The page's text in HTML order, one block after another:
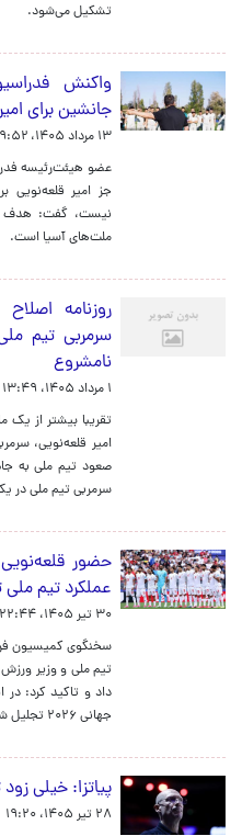
تشکیل می‌شود.
واکنش
جانشین برای
۱۳ مرداد ۱۴۰۵، ۰۹:۵۲
عضو هیئت‌رئیسه
جز امیر
نیست، گفت: هدف
ملت‌های آسیا است.
سرمربی تیم
نامشروع
۱ مرداد ۱۴۰۵، ۱۳:۴۹
تقریبا بیشتر از یک
صعود تیم ملی به
سرمربی تیم ملی در یک
حضور
عملکرد تیم
۳۰ تیر ۱۴۰۵، ۲۲:۴۴
سخنگوی کمیسیون
تیم ملی و وزیر
داد و تاکید کرد:
جهانی ۲۰۲۶ تجلیل شد.
پیاتزا: خیلی
۲۸ تیر ۱۴۰۵، ۱۹:۲۰